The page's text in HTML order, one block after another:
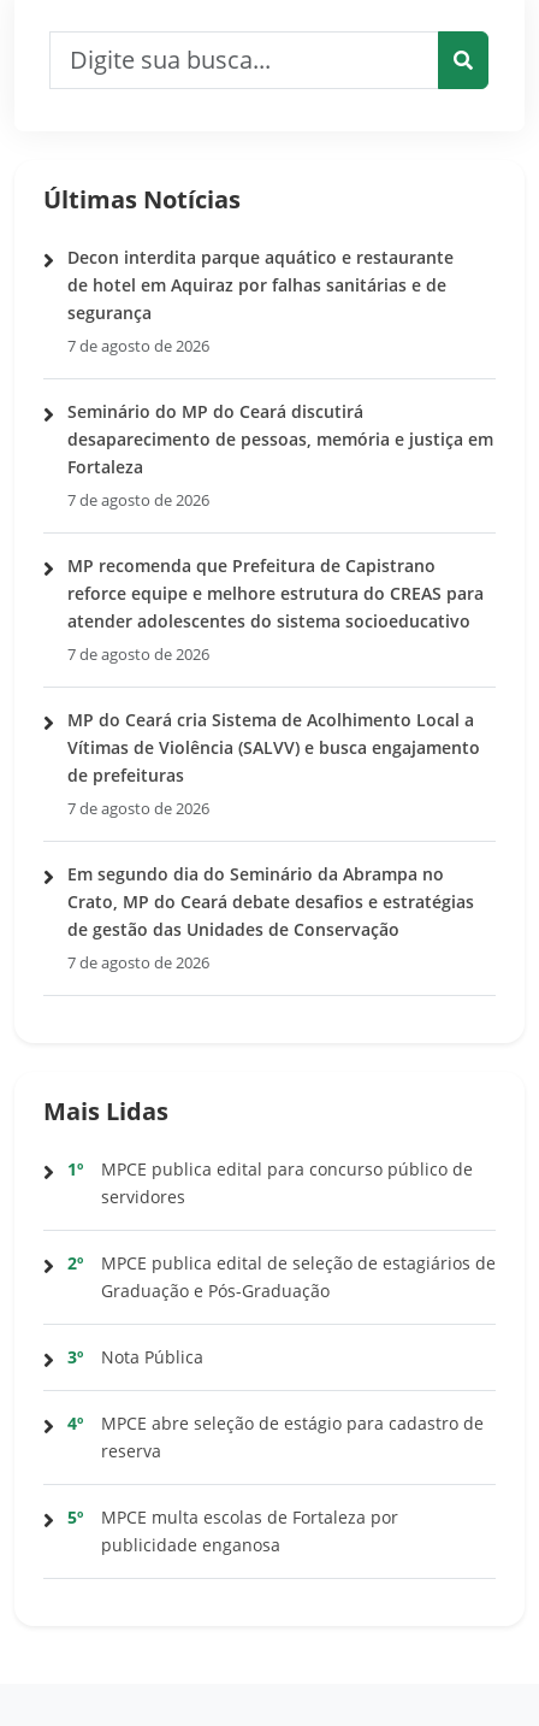
Últimas Notícias
Decon interdita parque aquático e restaurante
de hotel em Aquiraz por falhas sanitárias e de
segurança
7 de agosto de 2026
Seminário do MP do Ceará discutirá
desaparecimento de pessoas, memória e justiça em
Fortaleza
7 de agosto de 2026
MP recomenda que Prefeitura de Capistrano
reforce equipe e melhore estrutura do CREAS para
atender adolescentes do sistema socioeducativo
7 de agosto de 2026
MP do Ceará cria Sistema de Acolhimento Local a
Vítimas de Violência (SALVV) e busca engajamento
de prefeituras
7 de agosto de 2026
Em segundo dia do Seminário da Abrampa no
Crato, MP do Ceará debate desafios e estratégias
de gestão das Unidades de Conservação
7 de agosto de 2026
Mais Lidas
1º
MPCE publica edital para concurso público de
servidores
2º
MPCE publica edital de seleção de estagiários de
Graduação e Pós-Graduação
3º Nota Pública
4º
MPCE abre seleção de estágio para cadastro de
reserva
5º
MPCE multa escolas de Fortaleza por
publicidade enganosa